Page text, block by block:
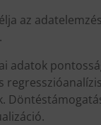
az
adatok